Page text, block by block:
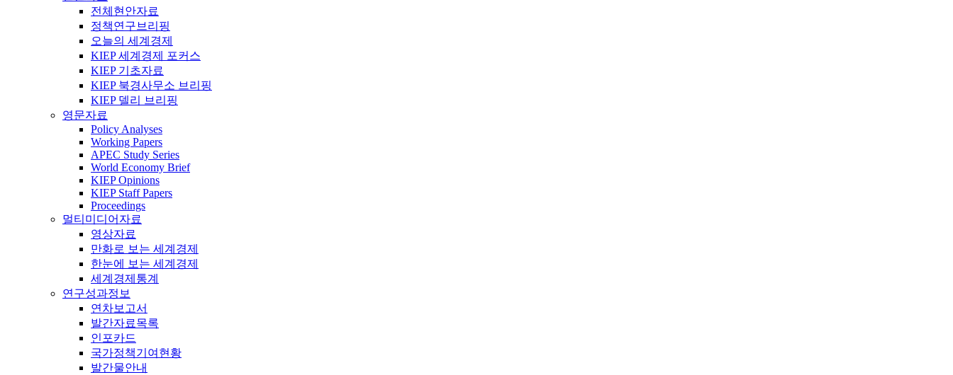
전체현안자료
정책연구브리핑
오늘의 세계경제
KIEP 세계경제 포커스
KIEP 기초자료
KIEP 북경사무소 브리핑
KIEP 델리 브리핑
영문자료
Policy Analyses
Working Papers
APEC Study Series
World Economy Brief
KIEP Opinions
KIEP Staff Papers
Proceedings
멀티미디어자료
영상자료
만화로 보는 세계경제
한눈에 보는 세계경제
세계경제통계
연구성과정보
연차보고서
발간자료목록
인포카드
국가정책기여현황
발간물안내